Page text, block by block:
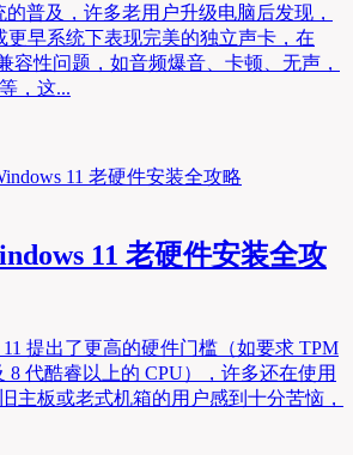
的普及，许多老用户升级电脑后发现，
更早系统下表现完美的独立声卡，在
容性问题，如音频爆音、卡顿、无声，
，这...
11 老硬件安装全攻
11 提出了更高的硬件门槛（如要求 TPM
8 代酷睿以上的 CPU），许多还在使用
主板或老式机箱的用户感到十分苦恼，